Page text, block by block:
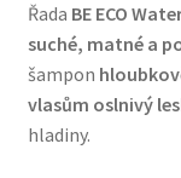
Řada BE ECO
suché, matné a
šampon
vlasům oslnivý
hladiny.